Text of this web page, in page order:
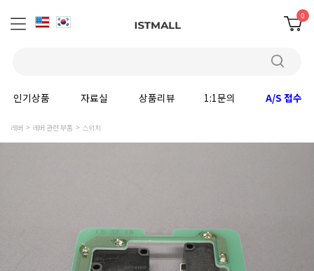
0
인기상품 자료실 상품리뷰 1:1문의 A/S 접수
레버 레버 관련 부품 스위치